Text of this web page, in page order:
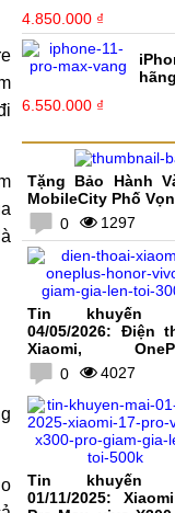
4.850.000 ₫
6.550.000 ₫
Tặng Bảo Hành
MobileCity Phố
0
1297
Tin khuyến
04/05/2026: Điện
Xiaomi,
HONOR, vivo giảm
lên tới 300K
0 4027
Tin khuyến
01/11/2025: